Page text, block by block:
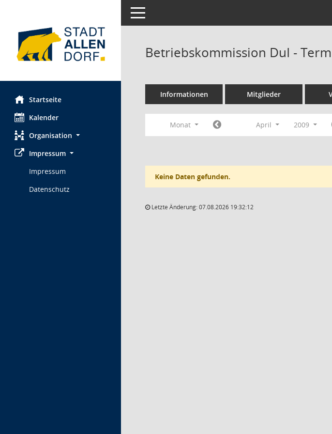
Startseite
Kalender
Organisation
Impressum
Impressum
Datenschutz
Toggle navigation
Betriebskommission DuI -
Informationen Mitglieder
Monat April 2009
Keine Daten gefunden.
Letzte Änderung: 07.08.2026 19:32:12